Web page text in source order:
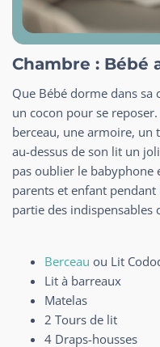
Chambre : Bébé
Que Bébé dorme dans
un cocon pour se
berceau, une armoire, un
au-dessus de son lit un
pas oublier le babyphone
parents et enfant pendant
partie des indispensables
Berceau ou Lit
Lit à barreaux
Matelas
2 Tours de lit
4 Draps-housses